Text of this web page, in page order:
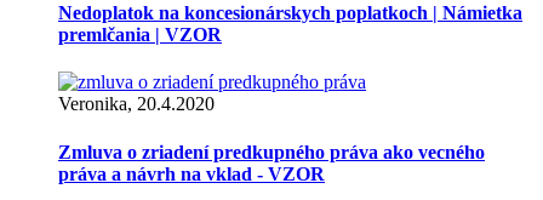
Nedoplatok na koncesionárskych poplatkoch | Námietka
premlčania | VZOR
Veronika, 20.4.2020
Zmluva o zriadení predkupného práva ako vecného
práva a návrh na vklad - VZOR